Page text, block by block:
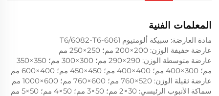
المعلمات الفنية
مادة العارضة: سبيكة ألومنيوم 6061-T6/6082-T6
عارضة خفيفة الوزن: 200×200 مم؛ 250×250 مم
عارضة متوسطة الوزن: 290×290 مم؛ 300×300 مم؛ 350×350
مم؛ 300×400 مم؛ 400×400 مم؛ 450×450 مم؛ 400×600 مم
عارضة ثقيلة الوزن: 520×760 مم؛ 600×760 مم؛ 600×1000 مم
سماكة الأنبوب الرئيسي: 30×2 مم؛ 50×3 مم؛ 50×4 مم؛ 50×5 مم